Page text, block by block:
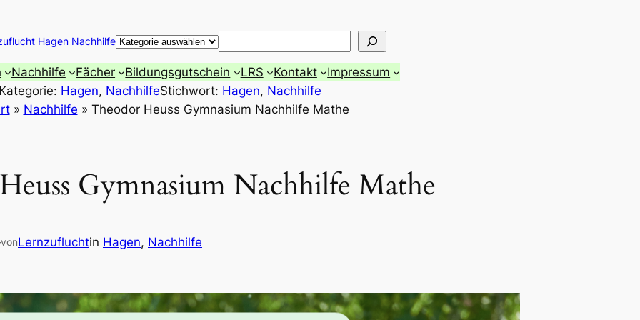
Hagen Nachhilfe Suchen
Nachhilfe Fächer Bildungsgutschein LRS Kontakt
Impressum
Kategorie: Hagen, NachhilfeStichwort: Hagen, Nachhilfe
» Nachhilfe » Theodor Heuss Gymnasium Nachhilfe Mathe
Gymnasium Nachhilfe Mathe
vonLernzufluchtin Hagen, Nachhilfe